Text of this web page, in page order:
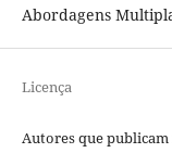
Abordagens
Licença
Autores que